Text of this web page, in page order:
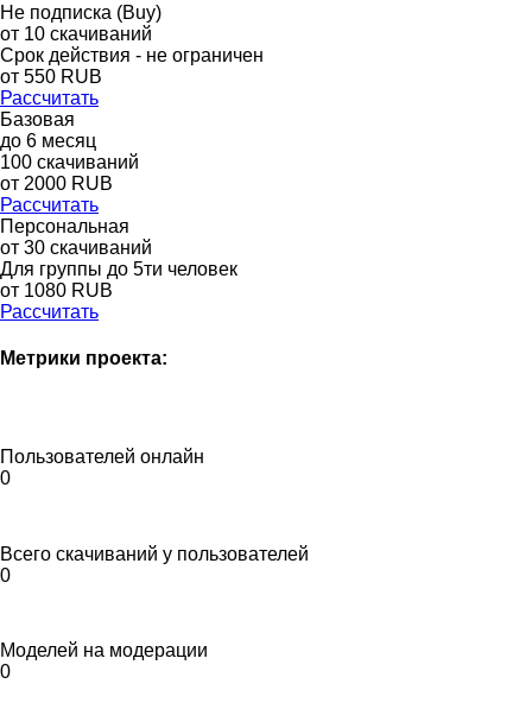
Не подписка (Buy)
от 10 скачиваний
Срок действия - не ограничен
от 550 RUB
Рассчитать
Базовая
до 6 месяц
100 скачиваний
от 2000 RUB
Рассчитать
Персональная
от 30 скачиваний
Для группы до 5ти человек
от 1080 RUB
Рассчитать
Метрики проекта:
Пользователей онлайн
0
Всего скачиваний у пользователей
0
Моделей на модерации
0